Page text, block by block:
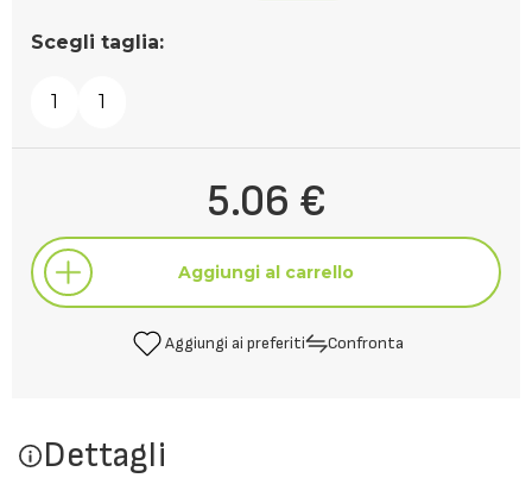
Scegli taglia:
1 1
5.06 €
Aggiungi al carrello
Aggiungi ai preferiti Confronta
Dettagli